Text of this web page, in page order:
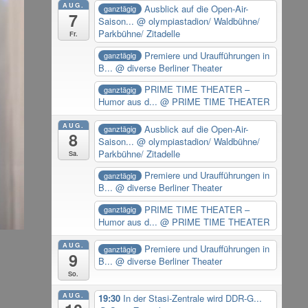
AUG.
7
Fr.
ganztägig
Ausblick auf die Open-Air-
Saison...@ olympiastadion/ Waldbühne/
Parkbühne/ Zitadelle
ganztägig
Premiere und Uraufführungen in
B...@ diverse Berliner Theater
ganztägig
PRIME TIME THEATER –
Humor aus d...@ PRIME TIME THEATER
AUG.
8
Sa.
ganztägig
Ausblick auf die Open-Air-
Saison...@ olympiastadion/ Waldbühne/
Parkbühne/ Zitadelle
ganztägig
Premiere und Uraufführungen in
B...@ diverse Berliner Theater
ganztägig
PRIME TIME THEATER –
Humor aus d...@ PRIME TIME THEATER
AUG.
9
So.
ganztägig
Premiere und Uraufführungen in
B...@ diverse Berliner Theater
AUG. 19:30 In der Stasi-Zentrale wird DDR-G...